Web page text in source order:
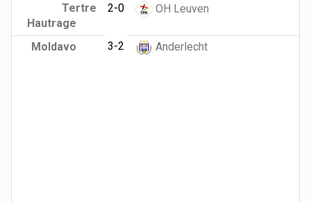
Tertre
Hautrage
2-0 OH Leuven
Moldavo 3-2 Anderlecht